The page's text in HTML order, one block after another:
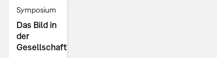
Symposium
Das Bild in
der
Gesellschaft